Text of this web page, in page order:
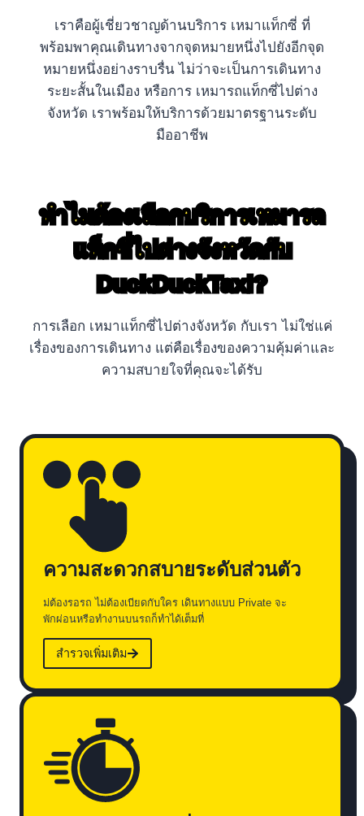
เราคือผู้เชี่ยวชาญด้านบริการ เหมาแท็กซี่ ที่
พร้อมพาคุณเดินทางจากจุดหมายหนึ่งไปยังอีกจุด
หมายหนึ่งอย่างราบรื่น ไม่ว่าจะเป็นการเดินทาง
ระยะสั้นในเมือง หรือการ เหมารถแท็กซี่ไปต่าง
จังหวัด เราพร้อมให้บริการด้วยมาตรฐานระดับ
มืออาชีพ
ทำไมต้องเลือกบริการเหมารถ
แท็กซี่ไปต่างจังหวัดกับ
DuckDuckTaxi?
การเลือก เหมาแท็กซี่ไปต่างจังหวัด กับเรา ไม่ใช่แค่
เรื่องของการเดินทาง แต่คือเรื่องของความคุ้มค่าและ
ความสบายใจที่คุณจะได้รับ
ความสะดวกสบายระดับส่วนตัว
ม่ต้องรอรถ ไม่ต้องเบียดกับใคร เดินทางแบบ Private จะ
พักผ่อนหรือทำงานบนรถก็ทำได้เต็มที่
สำรวจเพิ่มเติม